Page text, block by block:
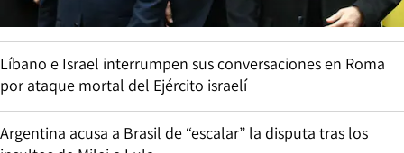
Líbano e Israel interrumpen sus conversaciones en Roma
por ataque mortal del Ejército israelí
Argentina acusa a Brasil de “escalar” la disputa tras los